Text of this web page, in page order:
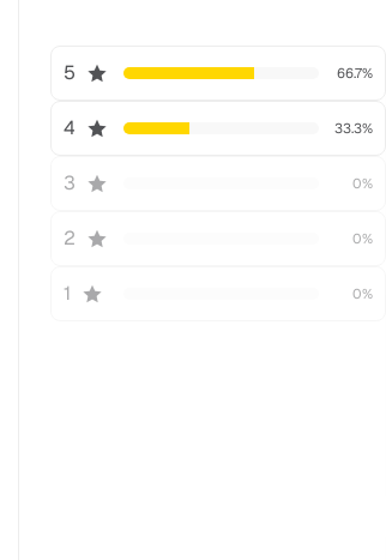
5 66.7%
4 33.3%
3 0%
2 0%
1 0%